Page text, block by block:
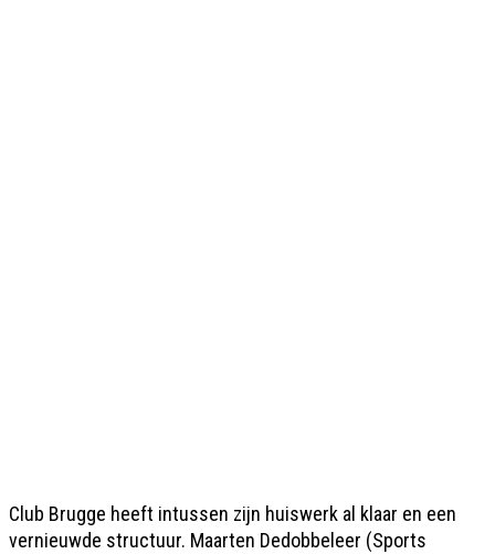
Club Brugge heeft intussen zijn huiswerk al klaar en een
vernieuwde structuur. Maarten Dedobbeleer (Sports